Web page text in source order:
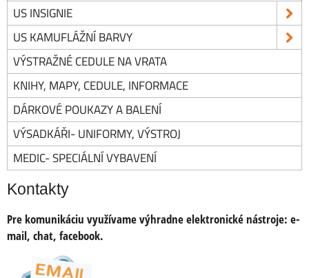
US INSIGNIE
US KAMUFLÁŽNÍ BARVY
VÝSTRAŽNÉ CEDULE NA VRATA
KNIHY, MAPY, CEDULE, INFORMACE
DÁRKOVÉ POUKAZY A BALENÍ
VÝSADKÁŘI- UNIFORMY, VÝSTROJ
MEDIC- SPECIÁLNÍ VYBAVENÍ
Kontakty
Pre komunikáciu využívame výhradne elektronické nástroje: e-
mail, chat, facebook.